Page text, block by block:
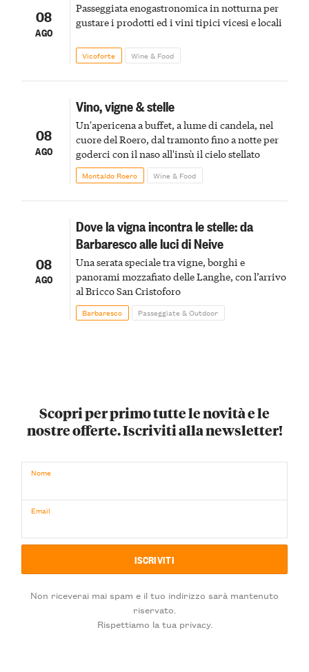
08
AGO
Passeggiata enogastronomica in notturna per
gustare i prodotti ed i vini tipici vicesi e locali
Vicoforte Wine & Food
08
AGO
Vino, vigne & stelle
Un'apericena a buffet, a lume di candela, nel
cuore del Roero, dal tramonto fino a notte per
goderci con il naso all'insù il cielo stellato
Montaldo Roero Wine & Food
08
AGO
Dove la vigna incontra le stelle: da
Barbaresco alle luci di Neive
Una serata speciale tra vigne, borghi e
panorami mozzafiato delle Langhe, con l’arrivo
al Bricco San Cristoforo
Barbaresco Passeggiate & Outdoor
Scopri per primo tutte le novità e le
nostre offerte. Iscriviti alla newsletter!
Nome
Email
Non riceverai mai spam e il tuo indirizzo sarà mantenuto
riservato.
Rispettiamo la tua privacy.